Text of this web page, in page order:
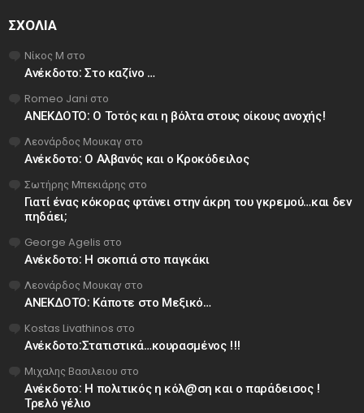
ΣΧΌΛΙΑ
Νίκος Μ στο
Ανέκδοτο: Στο καζίνο …
Romeo Jani στο
ΑΝΕΚΔΟΤΟ: Ο Τοτός και η βόλτα στους οίκους ανοχής!
Λεονάρδος Μουκαγ στο
Ανέκδοτο: Ο Αλβανός και ο Κροκόδειλος
Σωτήρης Μπεκιάρης στο
Γιατί ένας κόκορας φτάνει στην άκρη του γκρεμού…και δεν
πηδάει;
George Agelis στο
Ανέκδοτο: Η σκοπιά στο παγκάκι
Λεονάρδος Μουκαγ στο
ΑΝΕΚΔΟΤΟ: Κάποτε στο Μεξικό…
Kostas Livathinos στο
Ανέκδοτο:Στατιστικά…κουρασμένος !!!
Μιχαλης Βασιλειου στο
Ανέκδοτο: Η πολιτικός η κόλ@ση και ο παράδεισος !
Τρελό γέλιο